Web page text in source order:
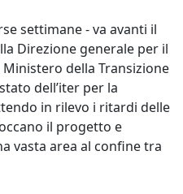
settimane - va avanti il
Direzione generale per il
della Transizione
dell’iter per la
in rilevo i ritardi delle
il progetto e
vasta area al confine tra